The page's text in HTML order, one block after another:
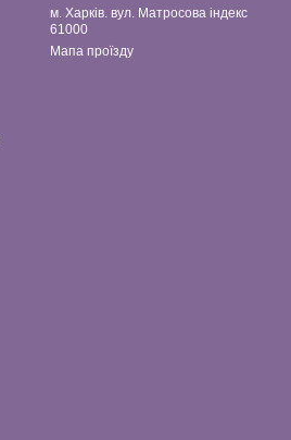
м. Харків. вул. Матросова індекс
61000
Мапа проїзду